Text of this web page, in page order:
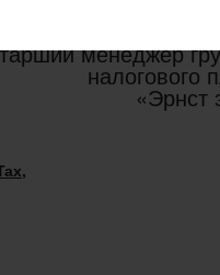
менеджер
налогового
«Эрнст
,